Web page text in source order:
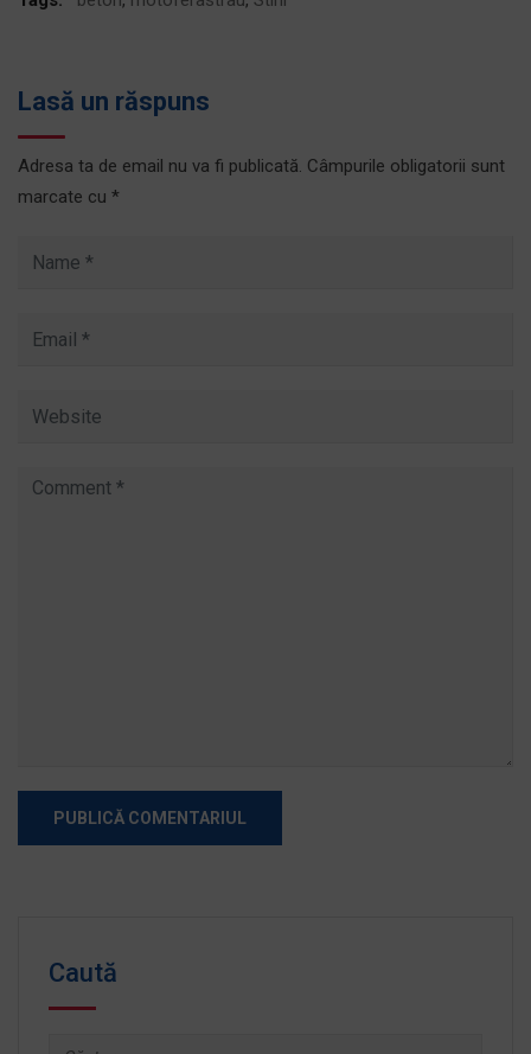
Lasă un răspuns
Adresa ta de email nu va fi publicată. Câmpurile obligatorii sunt
marcate cu *
Caută
Caută